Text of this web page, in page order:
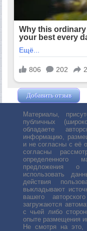
Добавить отзыв
Материалы,
публичных
обладаете
информацию,
и не согласны с её
согласны
определенного
предложения о
использовать
действия
выкладывают
вашего
загружаются
с чьей либо
опыте размещения
Не смотря на это,